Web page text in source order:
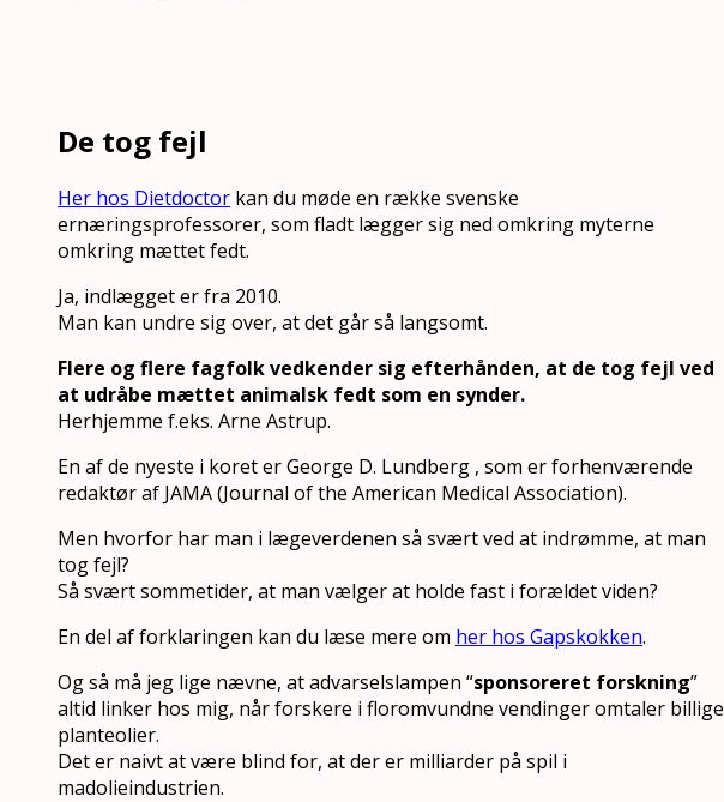
De tog fejl
Her hos Dietdoctor kan du møde en række svenske
ernæringsprofessorer, som fladt lægger sig ned omkring myterne
omkring mættet fedt.
Ja, indlægget er fra 2010.
Man kan undre sig over, at det går så langsomt.
Flere og flere fagfolk vedkender sig efterhånden, at de tog fejl ved
at udråbe mættet animalsk fedt som en synder.
Herhjemme f.eks. Arne Astrup.
En af de nyeste i koret er George D. Lundberg , som er forhenværende
redaktør af JAMA (Journal of the American Medical Association).
Men hvorfor har man i lægeverdenen så svært ved at indrømme, at man
tog fejl?
Så svært sommetider, at man vælger at holde fast i forældet viden?
En del af forklaringen kan du læse mere om her hos Gapskokken.
Og så må jeg lige nævne, at advarselslampen “sponsoreret forskning”
altid linker hos mig, når forskere i floromvundne vendinger omtaler billige
planteolier.
Det er naivt at være blind for, at der er milliarder på spil i
madolieindustrien.